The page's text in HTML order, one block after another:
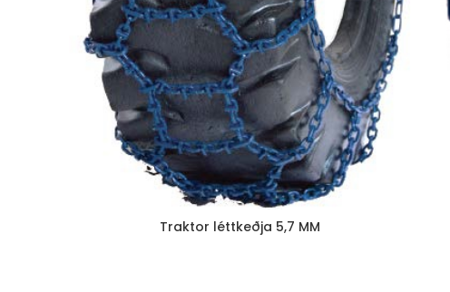
Traktor léttkeðja 5,7 MM